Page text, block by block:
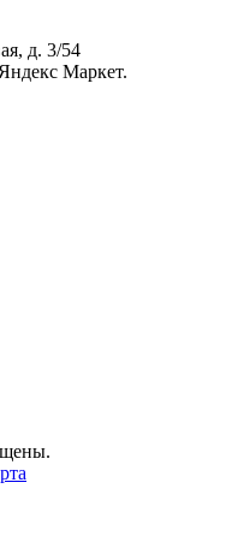
д. 3/54
Маркет.